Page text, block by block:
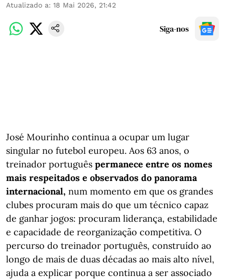
Atualizado a: 18 Mai 2026, 21:42
Siga-nos
José Mourinho continua a ocupar um lugar
singular no futebol europeu. Aos 63 anos, o
treinador português permanece entre os nomes
mais respeitados e observados do panorama
internacional, num momento em que os grandes
clubes procuram mais do que um técnico capaz
de ganhar jogos: procuram liderança, estabilidade
e capacidade de reorganização competitiva. O
percurso do treinador português, construído ao
longo de mais de duas décadas ao mais alto nível,
ajuda a explicar porque continua a ser associado